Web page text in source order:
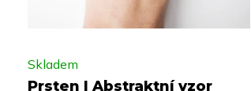
Prsten | Abstraktní vzor
Skladem